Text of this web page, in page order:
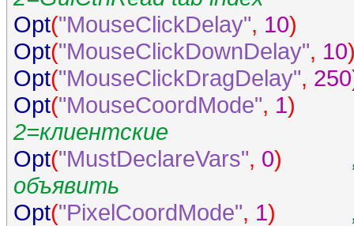
Opt("MouseClickDelay", 10)
Opt("MouseClickDownDelay", 10
Opt("MouseClickDragDelay", 250
Opt("MouseCoordMode", 1)
2=клиентские
Opt("MustDeclareVars", 0)
объявить
Opt("PixelCoordMode", 1)